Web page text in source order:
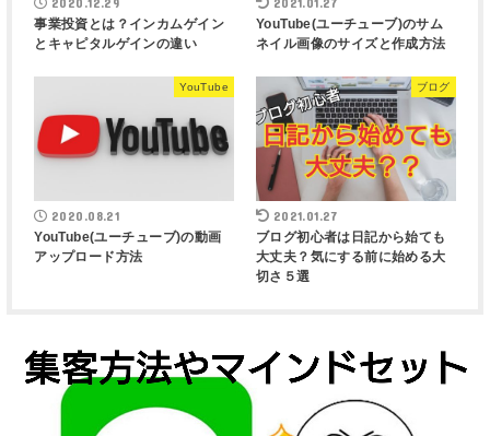
事業投資とは？インカムゲイン
とキャピタルゲインの違い
YouTube(ユーチューブ)のサム
ネイル画像のサイズと作成方法
YouTube
2020.08.21
YouTube(ユーチューブ)の動画
アップロード方法
ブログ
2021.01.27
ブログ初心者は日記から始ても
大丈夫？気にする前に始める大
切さ５選